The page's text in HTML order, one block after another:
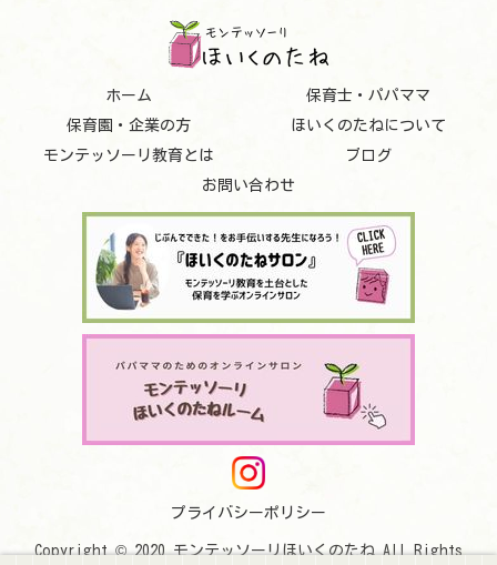
ホーム
保育士・パパママ
保育園・企業の方
ほいくのたねについて
モンテッソーリ教育とは
ブログ
お問い合わせ
プライバシーポリシー
Copyright © 2020 モンテッソーリほいくのたね All Rights